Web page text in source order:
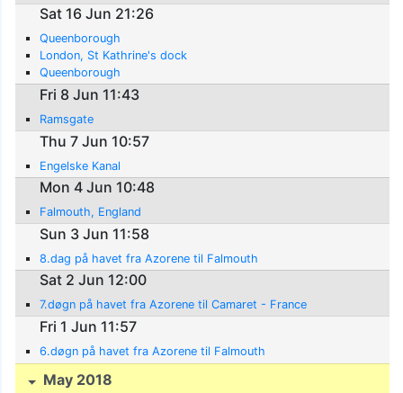
Sat 16 Jun 21:26
Queenborough
London, St Kathrine's dock
Queenborough
Fri 8 Jun 11:43
Ramsgate
Thu 7 Jun 10:57
Engelske Kanal
Mon 4 Jun 10:48
Falmouth, England
Sun 3 Jun 11:58
8.dag på havet fra Azorene til Falmouth
Sat 2 Jun 12:00
7.døgn på havet fra Azorene til Camaret - France
Fri 1 Jun 11:57
6.døgn på havet fra Azorene til Falmouth
May 2018